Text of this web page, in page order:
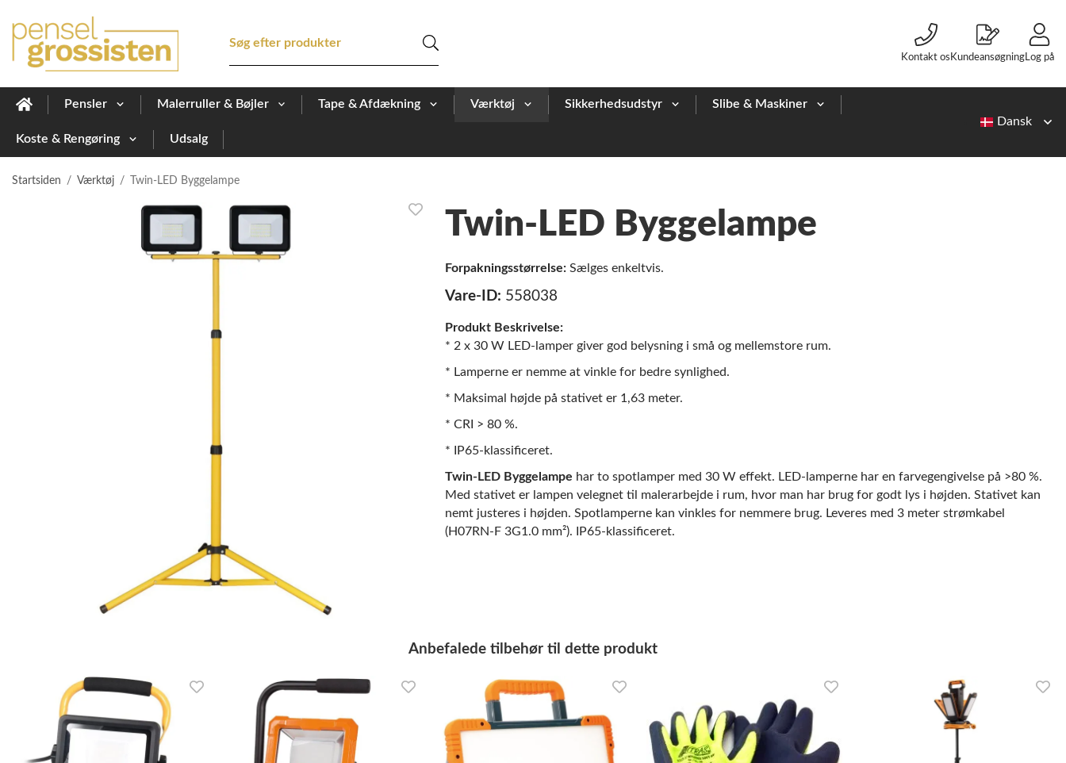
Kontakt os Kundeansøgning Log på
Pensler Malerruller & Bøjler Tape & Afdækning Værktøj Sikkerhedsudstyr Slibe & Maskiner
Koste & Rengøring Udsalg
Startsiden / Værktøj / Twin-LED Byggelampe
Twin-LED Byggelampe
Forpakningsstørrelse: Sælges enkeltvis.
Vare-ID: 558038
Produkt Beskrivelse:
* 2 x 30 W LED-lamper giver god belysning i små og mellemstore rum.
* Lamperne er nemme at vinkle for bedre synlighed.
* Maksimal højde på stativet er 1,63 meter.
* CRI > 80 %.
* IP65-klassificeret.
Twin-LED Byggelampe har to spotlamper med 30 W effekt. LED-lamperne har en farvegengivelse på >80 %.
Med stativet er lampen velegnet til malerarbejde i rum, hvor man har brug for godt lys i højden. Stativet kan
nemt justeres i højden. Spotlamperne kan vinkles for nemmere brug. Leveres med 3 meter strømkabel
(H07RN-F 3G1.0 mm²). IP65-klassificeret.
Anbefalede tilbehør til dette produkt